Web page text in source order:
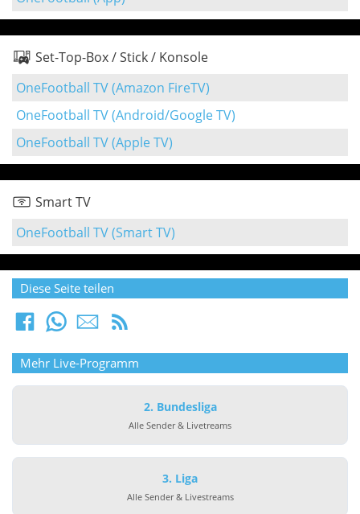
Set-Top-Box / Stick / Konsole
OneFootball TV (Amazon FireTV)
OneFootball TV (Android/Google TV)
OneFootball TV (Apple TV)
Smart TV
OneFootball TV (Smart TV)
Diese Seite teilen
Mehr Live-Programm
2. Bundesliga
Alle Sender & Livetreams
3. Liga
Alle Sender & Livestreams